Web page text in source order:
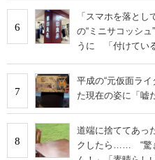
6
「スマホを落と
の“ミニサコッシ
うに 「付けてい
7
平成の“元仮面ラ
た現在の姿に「嘘
8
道端に捨ててあっ
クしたら…… “驚